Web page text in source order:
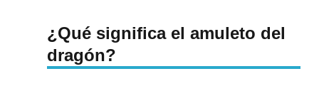
¿Qué significa el amuleto del
dragón?